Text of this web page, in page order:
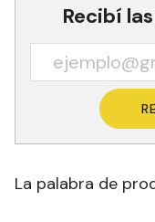
Recibí
La palabra de